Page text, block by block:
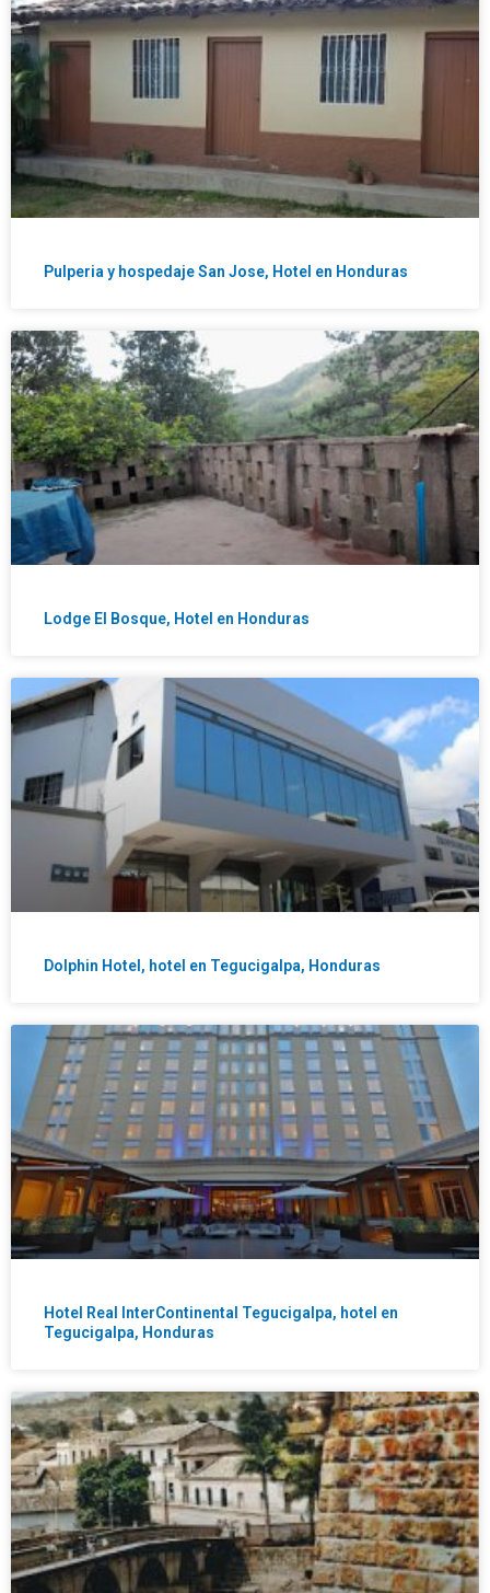
Pulperia y hospedaje San Jose, Hotel en Honduras
Lodge El Bosque, Hotel en Honduras
Dolphin Hotel, hotel en Tegucigalpa, Honduras
Hotel Real InterContinental Tegucigalpa, hotel en
Tegucigalpa, Honduras